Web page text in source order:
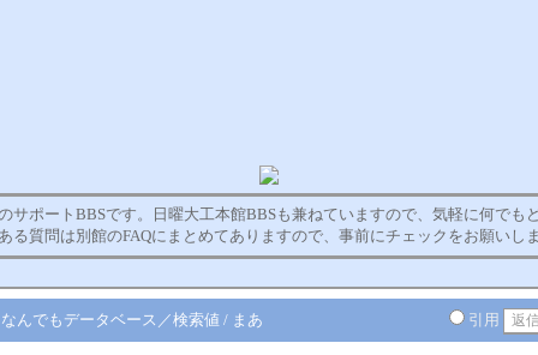
サポートBBSです。日曜大工本館BBSも兼ねていますので、気軽に何でも
る質問は別館のFAQにまとめてありますので、事前にチェックをお願いしま
んでもデータベース／検索値 / まあ 引用